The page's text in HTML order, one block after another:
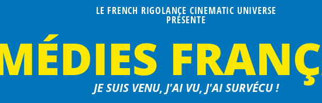
LE FRENCH RIGOLANCE CINEMATIC UNIVERSE
PRÉSENTE
JE SUIS VENU, J'AI VU, J'AI SURVÉCU !